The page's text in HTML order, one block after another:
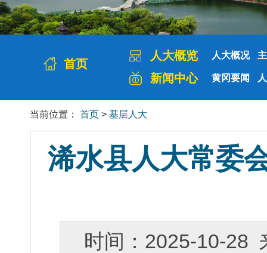
首页
人大概览 人大概况
新闻中心 黄冈要闻
当前位置： 首页 > 基层人大
浠水县人大常委
时间：2025-10-